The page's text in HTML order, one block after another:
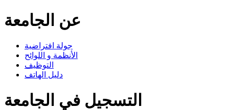
عن الجامعة
جولة افتراضية
الأنظمة و اللوائح
التوظيف
دليل الهاتف
التسجيل في الجامعة